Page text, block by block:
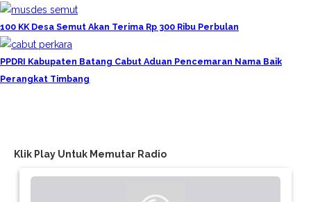
100 KK Desa Semut Akan Terima Rp 300 Ribu Perbulan
PPDRI Kabupaten Batang Cabut Aduan Pencemaran Nama Baik
Perangkat Timbang
Klik Play Untuk Memutar Radio